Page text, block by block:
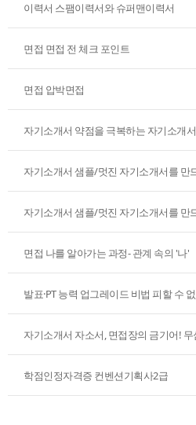
이력서 스팸이력서와 슈퍼맨이력서
면접 면접 전 체크 포인트
면접 압박면접
자기소개서 약점을 극복하는 자기소개서
면접 나를 알아가는 과정- 관계 속의 '나'
학점인정자격증 컨벤션기획사2급